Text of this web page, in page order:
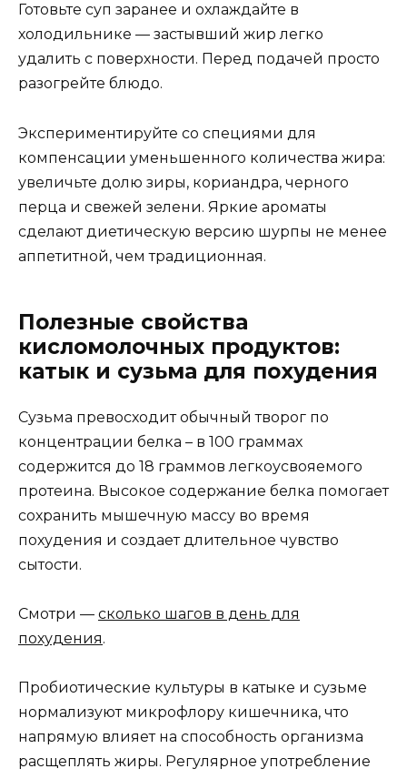
Готовьте суп заранее и охлаждайте в
холодильнике — застывший жир легко
удалить с поверхности. Перед подачей просто
разогрейте блюдо.
Экспериментируйте со специями для
компенсации уменьшенного количества жира:
увеличьте долю зиры, кориандра, черного
перца и свежей зелени. Яркие ароматы
сделают диетическую версию шурпы не менее
аппетитной, чем традиционная.
Полезные свойства
кисломолочных продуктов:
катык и сузьма для похудения
Сузьма превосходит обычный творог по
концентрации белка – в 100 граммах
содержится до 18 граммов легкоусвояемого
протеина. Высокое содержание белка помогает
сохранить мышечную массу во время
похудения и создает длительное чувство
сытости.
Смотри — сколько шагов в день для
похудения.
Пробиотические культуры в катыке и сузьме
нормализуют микрофлору кишечника, что
напрямую влияет на способность организма
расщеплять жиры. Регулярное употребление